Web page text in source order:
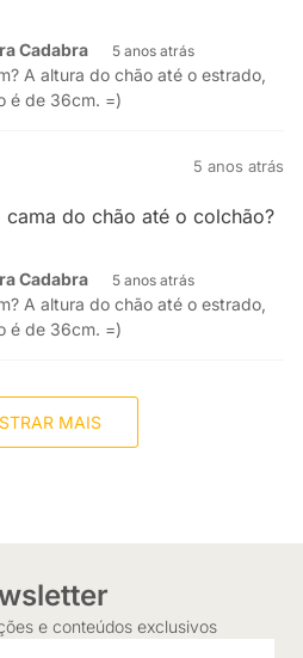
Cadabra 5 anos atrás
A altura do chão até o estrado,
5 anos atrás
cama do chão até o colchão?
Cadabra 5 anos atrás
A altura do chão até o estrado,
é de 36cm. =)
MAIS
e conteúdos exclusivos